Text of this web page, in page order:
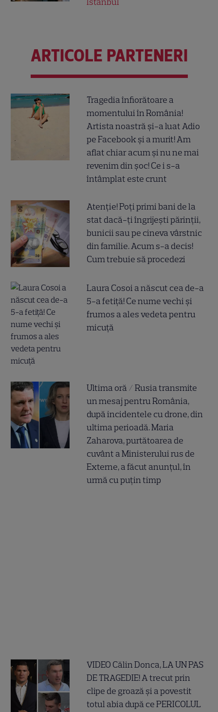
ARTICOLE PARTENERI
Tragedia înfiorătoare a
momentului în România!
Artista noastră și-a luat Adio
pe Facebook și a murit! Am
aflat chiar acum și nu ne mai
revenim din șoc! Ce i s-a
întâmplat este crunt
Atenție! Poți primi bani de la
stat dacă-ți îngrijești părinții,
bunicii sau pe cineva vârstnic
din familie. Acum s-a decis!
Cum trebuie să procedezi
Laura Cosoi a născut cea de-a
5-a fetiță! Ce nume vechi și
frumos a ales vedeta pentru
micuță
Ultima oră / Rusia transmite
un mesaj pentru România,
după incidentele cu drone, din
ultima perioadă. Maria
Zaharova, purtătoarea de
cuvânt a Ministerului rus de
Externe, a făcut anunțul, în
urmă cu puțin timp
VIDEO Călin Donca, LA UN PAS
DE TRAGEDIE! A trecut prin
clipe de groază și a povestit
totul abia după ce PERICOLUL